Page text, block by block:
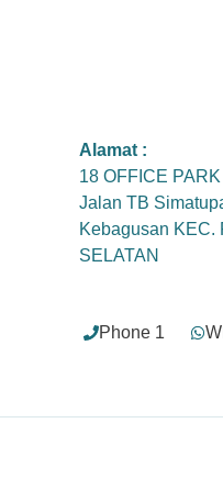
Alamat :
18 OFFICE
Jalan TB
Kebagusan KEC.
SELATAN
Phone 1